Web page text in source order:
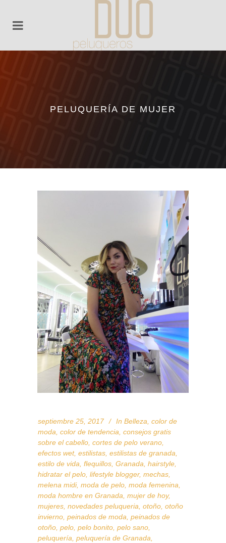
PELUQUERÍA DE MUJER
septiembre 25, 2017 In Belleza, color de
moda, color de tendencia, consejos gratis
sobre el cabello, cortes de pelo verano,
efectos wet, estilistas, estilistas de granada,
estilo de vida, flequillos, Granada, hairstyle,
hidratar el pelo, lifestyle blogger, mechas,
melena midi, moda de pelo, moda femenina,
moda hombre en Granada, mujer de hoy,
mujeres, novedades peluqueria, otoño, otoño
invierno, peinados de moda, peinados de
otoño, pelo, pelo bonito, pelo sano,
peluquería, peluquería de Granada,